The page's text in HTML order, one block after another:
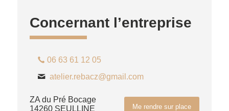
Concernant l’entreprise
06 63 61 12 05
atelier.rebacz@gmail.com
Me rendre sur place
ZA du Pré Bocage
14260 SEULLINE